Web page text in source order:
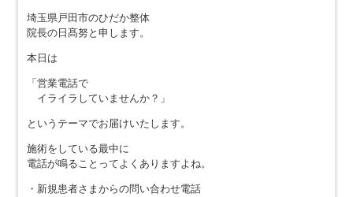
埼玉県戸田市のひだか整体
院長の日髙努と申します。
本日は
「営業電話で
イライラしていませんか？」
というテーマでお届けいたします。
施術をしている最中に
電話が鳴ることってよくありますよね。
・新規患者さまからの問い合わせ電話